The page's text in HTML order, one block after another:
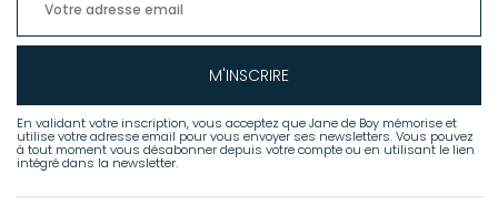
M'INSCRIRE
En validant votre inscription, vous acceptez que Jane de Boy mémorise et
utilise votre adresse email pour vous envoyer ses newsletters. Vous pouvez
à tout moment vous désabonner depuis votre compte ou en utilisant le lien
intégré dans la newsletter.